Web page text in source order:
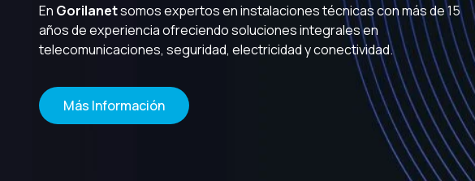
En Gorilanetsomos expertos en instalaciones técnicas con más de 15
años de experiencia ofreciendo soluciones integrales en
telecomunicaciones, seguridad, electricidad y conectividad.
Más Información